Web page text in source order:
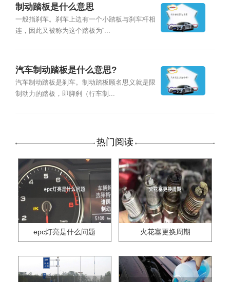
制动踏板是什么意思
一般指刹车。刹车上边有一个小踏板与刹车杆相
连，因此又被称为这个踏板为“...
汽车制动踏板是什么意思?
汽车制动踏板是刹车。制动踏板顾名思义就是限
制动力的踏板，即脚刹（行车制...
热门阅读
epc灯亮是什么问题 火花塞更换周期